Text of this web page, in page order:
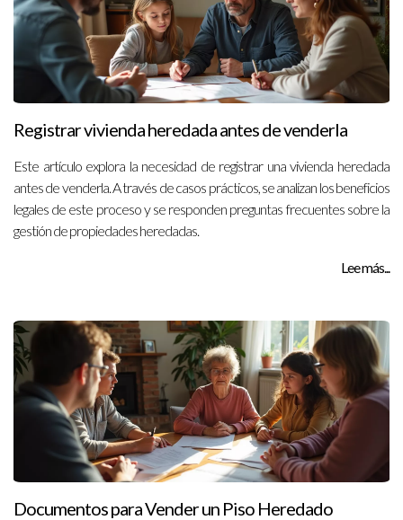
Registrar vivienda heredada antes de venderla
Este artículo explora la necesidad de registrar una vivienda heredada
antes de venderla. A través de casos prácticos, se analizan los beneficios
legales de este proceso y se responden preguntas frecuentes sobre la
gestión de propiedades heredadas.
Lee más...
Documentos para Vender un Piso Heredado